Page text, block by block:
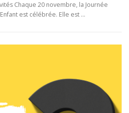
Chaque 20 novembre, la Journée
est célébrée. Elle est …